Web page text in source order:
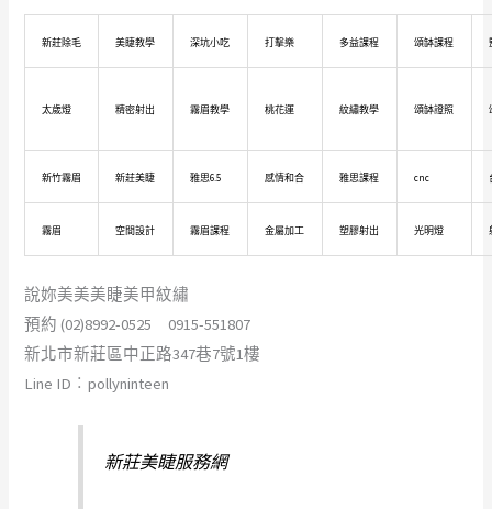
新莊除毛 美睫教學 深坑小吃 打擊樂 多益課程 頌缽課程
太歲燈 精密射出 霧眉教學 桃花運 紋繡教學 頌缽證照
新竹霧眉 新莊美睫 雅思6.5 感情和合 雅思課程 cnc
霧眉 空間設計 霧眉課程 金屬加工 塑膠射出 光明燈
說妳美美美睫美甲紋繡
預約 (02)8992-0525 0915-551807
新北市新莊區中正路347巷7號1樓
Line ID︰pollyninteen
新莊美睫服務網